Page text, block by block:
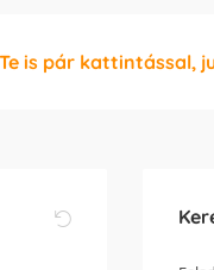
is pár kattintással,